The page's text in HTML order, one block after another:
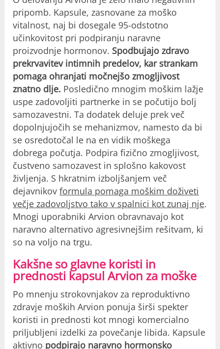
pripomb. Kapsule, zasnovane za moško
vitalnost, naj bi dosegale 95-odstotno
učinkovitost pri podpiranju naravne
proizvodnje hormonov. Spodbujajo zdravo
prekrvavitev intimnih predelov, kar strankam
pomaga ohranjati močnejšo zmogljivost
znatno dlje. Posledično mnogim moškim lažje
uspe zadovoljiti partnerke in se počutijo bolj
samozavestni. Ta dodatek deluje prek več
dopolnjujočih se mehanizmov, namesto da bi
se osredotočal le na en vidik moškega
dobrega počutja. Podpira fizično zmogljivost,
čustveno samozavest in splošno kakovost
življenja. S hkratnim izboljšanjem več
dejavnikovformula pomaga moškim doživeti
večje zadovoljstvo tako v spalnici kot zunaj nje.
Mnogi uporabniki Arvion obravnavajo kot
naravno alternativo agresivnejšim rešitvam, ki
so na voljo na trgu.
Kakšne so glavne koristi in
prednosti kapsul Arvion za moške
Po mnenju strokovnjakov za reproduktivno
zdravje moških Arvion ponuja širši spekter
koristi in prednosti kot mnogi komercialno
priljubljeni izdelki za povečanje libida. Kapsule
aktivno podpirajo naravno hormonsko